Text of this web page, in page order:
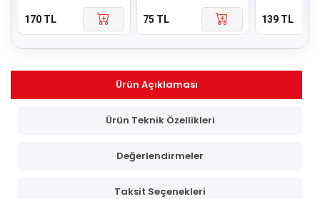
170 TL 75 TL 139 TL
Ürün Açıklaması
Ürün Teknik Özellikleri
Değerlendirmeler
Taksit Seçenekleri